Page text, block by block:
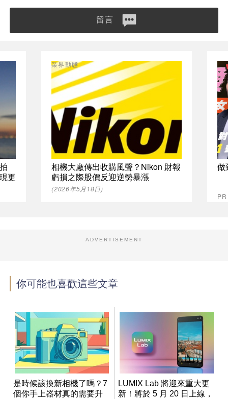
留言
更
相機大廠傳出收購風聲？Nikon 財報
虧損之際股價反迎逆勢暴漲
業界動態
(2026年5月18日)
做
ADVERTISEMENT
你可能也喜歡這些文章
是時候該換新相機了嗎？7
個你手上器材真的需要升
LUMIX Lab 將迎來重大更
新！將於 5 月 20 日上線，